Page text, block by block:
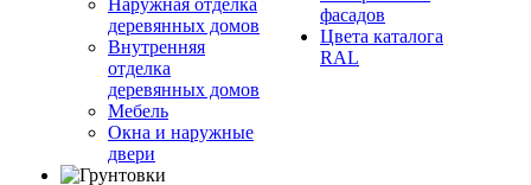
Наружная отделка
деревянных домов
Внутренняя
отделка
деревянных домов
Мебель
Окна и наружные
двери
фасадов
Цвета каталога
RAL